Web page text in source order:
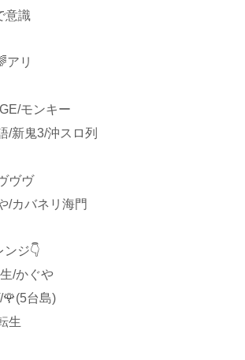
意識
アリ
モンキー
/新鬼3/沖スロ列
ヴヴ
/カバネリ海門
ジ👇
/かぐや
台島)
生